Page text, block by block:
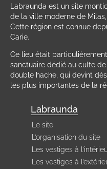
Labraunda est un site
de la ville moderne de
Cette région est connue
Carie.
Ce lieu était
sanctuaire dédié au culte
double hache, qui devint
les plus importantes de la
Labraunda
Le site
L’organisation du site
Les vestiges à
Les vestiges à